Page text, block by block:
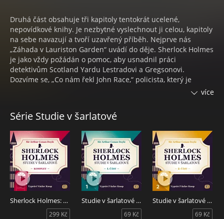
Druhá část obsahuje tři kapitoly tentokrát ucelené,
nepovídkové knihy. Je nezbytné vyslechnout ji celou, kapitoly
na sebe navazují a tvoří uzavřený příběh. Nejprve nás
„Záhada v Lauriston Garden“ uvádí do děje. Sherlock Holmes
je jako vždy požádán o pomoc, aby usnadnil práci
detektivům Scotland Yardu Lestradovi a Gregsonovi.
Dozvíme se, „Co nám řekl John Race,“ policista, který je
klíčovým svědkem záhadné vraždy. A „Po inzerátu návštěva“
Sherlock Holmes: Studie v šarlatové – 2. část. Autor Arthur
Conan Doyle, čte Václav Knop.
více
Série Studie v šarlatové
Sherlock Holmes: Studie v šarlatové - KOMPLET
299 Kč
Studie v šarlatové - 1. část
69 Kč
Studie v šarlatové - 2. část
69 Kč